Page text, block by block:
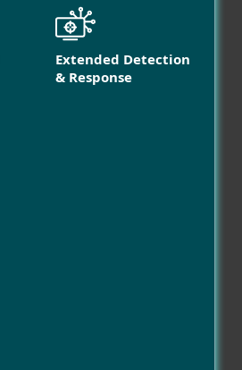
Extended Detection
& Response